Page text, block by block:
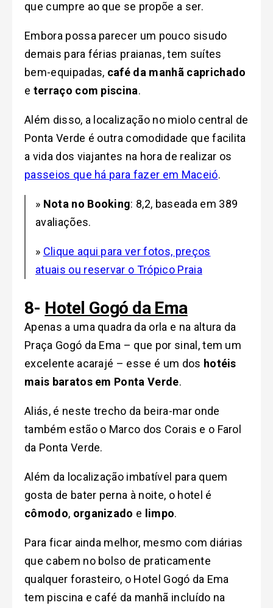
que cumpre ao que se propõe a ser.
Embora possa parecer um pouco sisudo
demais para férias praianas, tem suítes
bem-equipadas, café da manhã caprichado
e terraço com piscina.
Além disso, a localização no miolo central de
Ponta Verde é outra comodidade que facilita
a vida dos viajantes na hora de realizar os
passeios que há para fazer em Maceió.
» Nota no Booking: 8,2, baseada em 389
avaliações.
» Clique aqui para ver fotos, preços
atuais ou reservar o Trópico Praia
8- Hotel Gogó da Ema
Apenas a uma quadra da orla e na altura da
Praça Gogó da Ema – que por sinal, tem um
excelente acarajé – esse é um dos hotéis
mais baratos em Ponta Verde.
Aliás, é neste trecho da beira-mar onde
também estão o Marco dos Corais e o Farol
da Ponta Verde.
Além da localização imbatível para quem
gosta de bater perna à noite, o hotel é
cômodo, organizado e limpo.
Para ficar ainda melhor, mesmo com diárias
que cabem no bolso de praticamente
qualquer forasteiro, o Hotel Gogó da Ema
tem piscina e café da manhã incluído na